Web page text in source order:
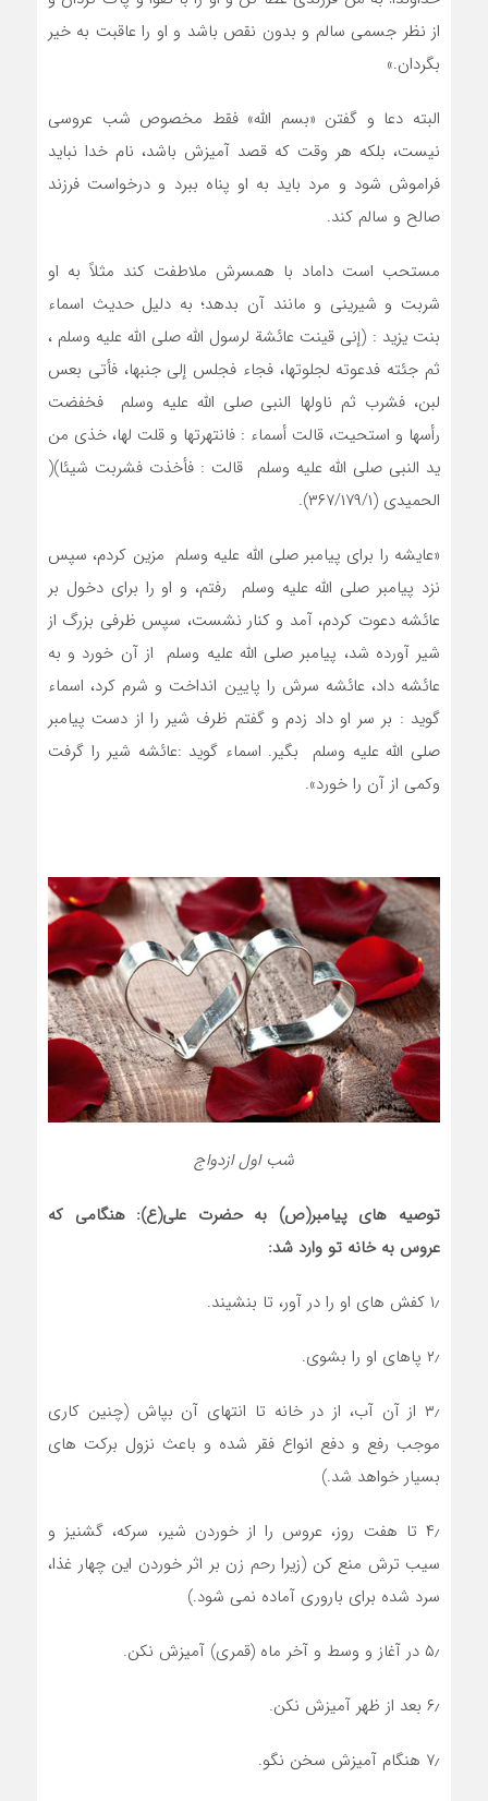
از نظر جسمی سالم و بدون نقص باشد و او را عاقبت به خیر
بگردان.»
البته دعا و گفتن «بسم الله» فقط مخصوص شب عروسی
نیست، بلکه هر وقت که قصد آمیزش باشد، نام خدا نباید
فراموش شود و مرد باید به او پناه ببرد و درخواست فرزند
صالح و سالم کند.
مستحب است داماد با همسرش ملاطفت کند مثلاً به او
شربت و شيريني و مانند آن بدهد؛ به دليل حديث اسماء
بنت يزيد : (إني قينت عائشة لرسول الله صلي الله عليه وسلم ،
ثم جئته فدعوته لجلوتها، فجاء فجلس إلي جنبها، فأتي بعس
لبن، فشرب ثم ناولها النبي صلي الله عليه وسلم فخفضت
رأسها و استحيت، قالت أسماء : فانتهرتها و قلت لها، خذي من
يد النبي صلي الله عليه وسلم قالت : فأخذت فشربت شيئا)(
الحميدي (۳۶۷/۱۷۹/۱).
«عايشه را براي پيامبر صلي الله عليه وسلم مزين کردم، سپس
نزد پيامبر صلي الله عليه وسلم رفتم، و او را براي دخول بر
عائشه دعوت کردم، آمد و کنار نشست، سپس ظرفي بزرگ از
شير آورده شد، پيامبر صلي الله عليه وسلم از آن خورد و به
عائشه داد، عائشه سرش را پايين انداخت و شرم کرد، اسماء
گويد : بر سر او داد زدم و گفتم ظرف شير را از دست پيامبر
صلي الله عليه وسلم بگير. اسماء گويد :عائشه شير را گرفت
وکمي از آن را خورد».
شب اول ازدواج
توصیه های پیامبر(ص) به حضرت علی(ع): هنگامی که
عروس به خانه تو وارد شد:
۱٫ کفش های او را در آور، تا بنشیند.
۲٫ پاهای او را بشوی.
۳٫ از آن آب، از در خانه تا انتهای آن بپاش (چنین کاری
موجب رفع و دفع انواع فقر شده و باعث نزول برکت های
بسیار خواهد شد.)
۴٫ تا هفت روز، عروس را از خوردن شیر، سرکه، گشنیز و
سیب ترش منع کن (زیرا رحم زن بر اثر خوردن این چهار غذا،
سرد شده برای باروری آماده نمی شود.)
۵٫ در آغاز و وسط و آخر ماه (قمری) آمیزش نکن.
۶٫ بعد از ظهر آمیزش نکن.
۷٫ هنگام آمیزش سخن نگو.